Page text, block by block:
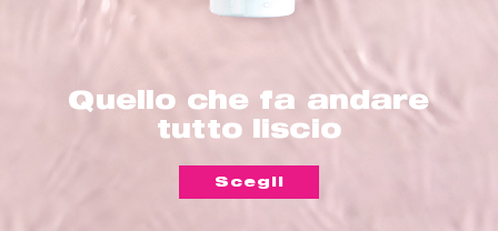
Quello che fa andare
tutto liscio
Scegli